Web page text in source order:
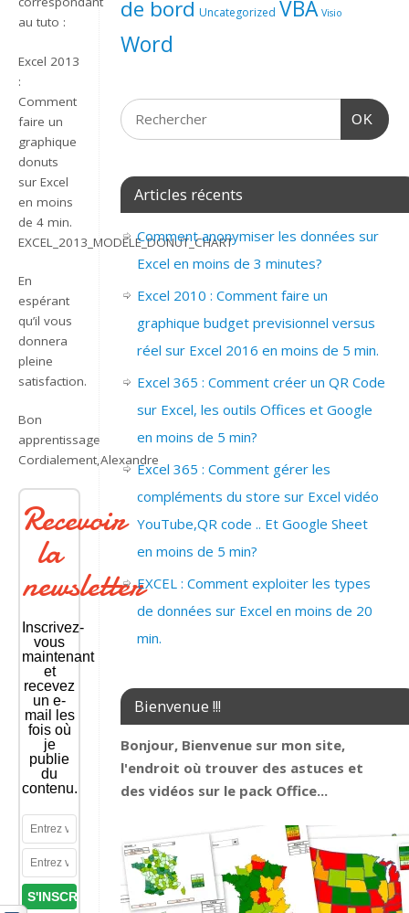
au tuto :
Excel 2013
:
Comment
faire un
graphique
donuts
sur Excel
en moins
de 4 min.
EXCEL_2013_MODELE_DONUT_CHART
En
espérant
qu’il vous
donnera
pleine
satisfaction.
Bon
apprentissage
Cordialement,Alexandre
Recevoir
la
newsletter
Inscrivez-
vous
maintenant
et
recevez
un e-
mail les
fois où
je
publie
du
contenu.
de bord Uncategorized VBA Visio
Word
OK
Articles récents
Comment anonymiser les données sur
Excel en moins de 3 minutes?
Excel 2010 : Comment faire un
graphique budget previsionnel versus
réel sur Excel 2016 en moins de 5 min.
Excel 365 : Comment créer un QR Code
sur Excel, les outils Offices et Google
en moins de 5 min?
Excel 365 : Comment gérer les
compléments du store sur Excel vidéo
YouTube,QR code .. Et Google Sheet
en moins de 5 min?
EXCEL : Comment exploiter les types
de données sur Excel en moins de 20
min.
Bienvenue !!!
Bonjour, Bienvenue sur mon site,
l'endroit où trouver des astuces et
des vidéos sur le pack Office...